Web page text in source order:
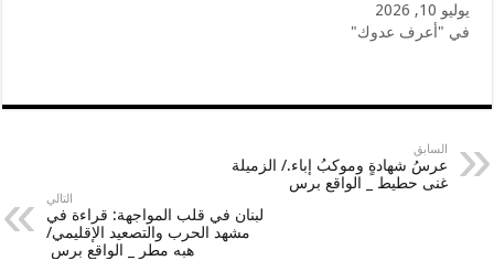
يوليو 10, 2026
في "أعرف عدوك"
السابق
عرسُ شهادةٍ وموكبُ إباء./ الزميلة
غنى حطيط _ الواقع برس
التالي
لبنان في قلب المواجهة: قراءة في
مشهد الحرب والتصعيد الإقليمي/
هبه مطر _ الواقع برس